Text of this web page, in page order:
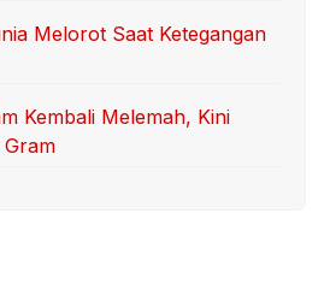
Melorot Saat Ketegangan
Kembali Melemah, Kini